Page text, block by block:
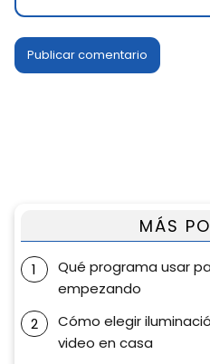
MÁS
Qué programa usar
empezando
Cómo elegir
video en casa